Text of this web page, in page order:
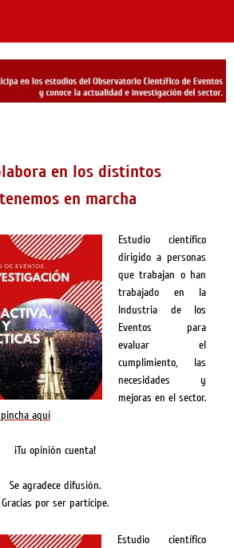
en los distintos
en marcha
Estudio científico
dirigido a personas
que trabajan o han
trabajado en la
Industria de los
Eventos para
evaluar el
cumplimiento, las
necesidades y
mejoras en el sector.
aquí
¡Tu opinión cuenta!
Se agradece difusión.
Gracias por ser partícipe.
Estudio científico